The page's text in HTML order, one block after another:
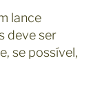
lance
deve ser
se possível,